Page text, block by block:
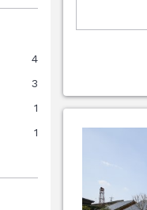
4
3
1
1